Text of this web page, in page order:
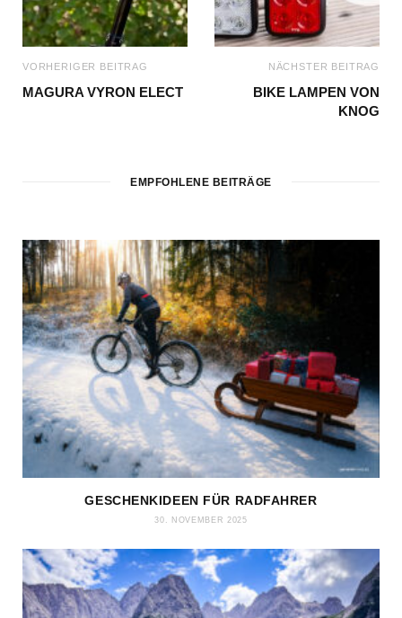
VORHERIGER BEITRAG
MAGURA VYRON ELECT
NÄCHSTER BEITRAG
BIKE LAMPEN VON
KNOG
EMPFOHLENE BEITRÄGE
GESCHENKIDEEN FÜR RADFAHRER
30. NOVEMBER 2025